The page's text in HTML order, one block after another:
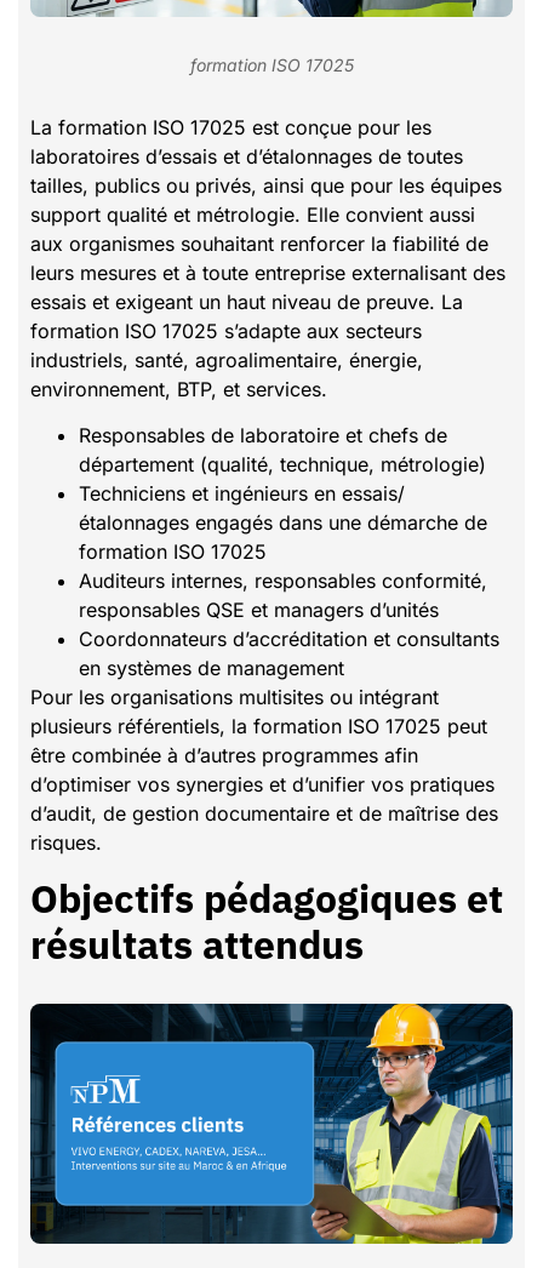
formation ISO 17025
La formation ISO 17025 est conçue pour les
laboratoires d’essais et d’étalonnages de toutes
tailles, publics ou privés, ainsi que pour les équipes
support qualité et métrologie. Elle convient aussi
aux organismes souhaitant renforcer la fiabilité de
leurs mesures et à toute entreprise externalisant des
essais et exigeant un haut niveau de preuve. La
formation ISO 17025 s’adapte aux secteurs
industriels, santé, agroalimentaire, énergie,
environnement, BTP, et services.
Responsables de laboratoire et chefs de
département (qualité, technique, métrologie)
Techniciens et ingénieurs en essais/
étalonnages engagés dans une démarche de
formation ISO 17025
Auditeurs internes, responsables conformité,
responsables QSE et managers d’unités
Coordonnateurs d’accréditation et consultants
en systèmes de management
Pour les organisations multisites ou intégrant
plusieurs référentiels, la formation ISO 17025 peut
être combinée à d’autres programmes afin
d’optimiser vos synergies et d’unifier vos pratiques
d’audit, de gestion documentaire et de maîtrise des
risques.
Objectifs pédagogiques et
résultats attendus